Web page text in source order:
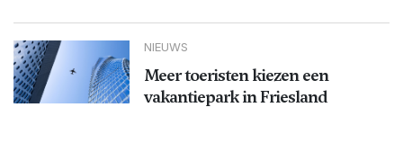
NIEUWS
Meer toeristen kiezen een
vakantiepark in Friesland